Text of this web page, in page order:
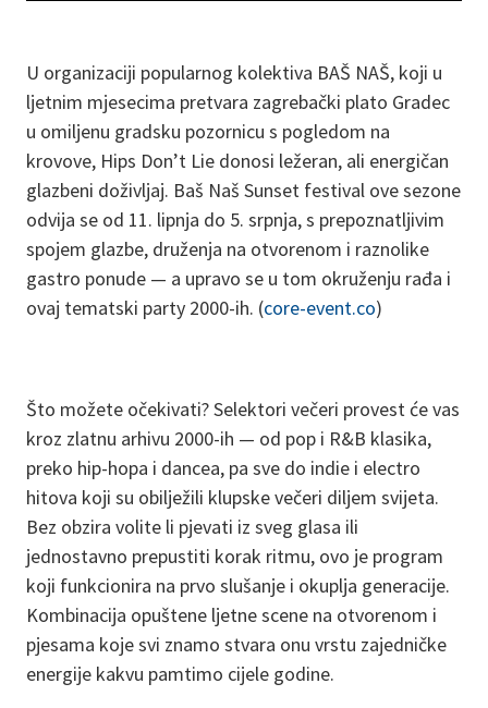
U organizaciji popularnog kolektiva BAŠ NAŠ, koji u
ljetnim mjesecima pretvara zagrebački plato Gradec
u omiljenu gradsku pozornicu s pogledom na
krovove, Hips Don’t Lie donosi ležeran, ali energičan
glazbeni doživljaj. Baš Naš Sunset festival ove sezone
odvija se od 11. lipnja do 5. srpnja, s prepoznatljivim
spojem glazbe, druženja na otvorenom i raznolike
gastro ponude — a upravo se u tom okruženju rađa i
ovaj tematski party 2000-ih. (core-event.co)
Što možete očekivati? Selektori večeri provest će vas
kroz zlatnu arhivu 2000-ih — od pop i R&B klasika,
preko hip-hopa i dancea, pa sve do indie i electro
hitova koji su obilježili klupske večeri diljem svijeta.
Bez obzira volite li pjevati iz sveg glasa ili
jednostavno prepustiti korak ritmu, ovo je program
koji funkcionira na prvo slušanje i okuplja generacije.
Kombinacija opuštene ljetne scene na otvorenom i
pjesama koje svi znamo stvara onu vrstu zajedničke
energije kakvu pamtimo cijele godine.